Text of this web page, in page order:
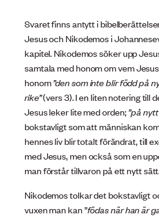
Svaret finns antytt i
Jesus och Nikodemos i
kapitel. Nikodemos söker upp
samtala med honom om vem
honom”den som inte blir född på
rike”(vers 3). I en liten notering till
Jesus leker lite med orden;”på
bokstavligt som att människan
hennes liv blir totalt förändrat, till
med Jesus, men också som en
man förstår tillvaron på ett nytt
Nikodemos tolkar det bokstavligt
vuxen man kan ”födas när han är